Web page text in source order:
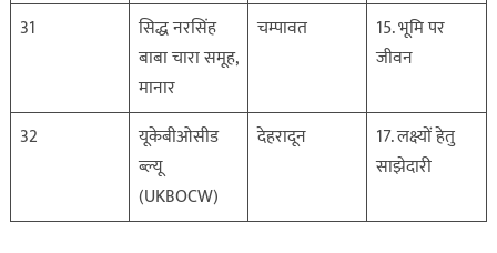
31
सिद्ध नरसिंह
बाबा चारा समूह,
मानार
चम्पावत
15. भूमि पर
जीवन
32
यूकेबीओसीड
ब्ल्यू
(UKBOCW)
देहरादून
17. लक्ष्यों हेतु
साझेदारी